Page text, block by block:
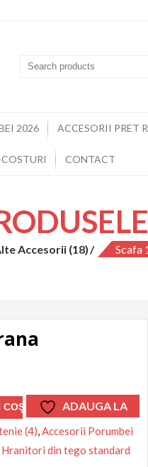
2026 ACCESORII PRET
CONTACT
Accesorii (18) Scafa
ADAUGA LA
FAVORITE
(4),Accesorii Porumbei
Hranitori din tego standard